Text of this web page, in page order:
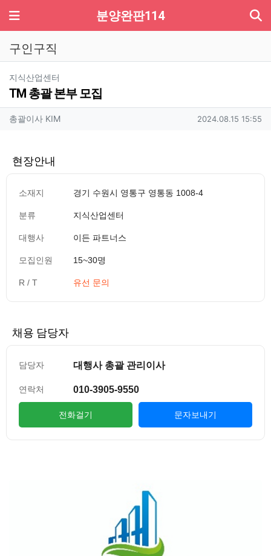
메뉴 분양완판114
구인구직
지식산업센터
TM 총괄 본부 모집
작성자 정보
총괄이사 KIM작성 작성일
2024.08.15 15:55
현장안내
소재지 경기 수원시 영통구 영통동 1008-4
분류 지식산업센터
대행사 이든 파트너스
모집인원 15~30명
R / T 유선 문의
채용 담당자
담당자 대행사 총괄 관리이사
연락처 010-3905-9550
전화걸기 문자보내기